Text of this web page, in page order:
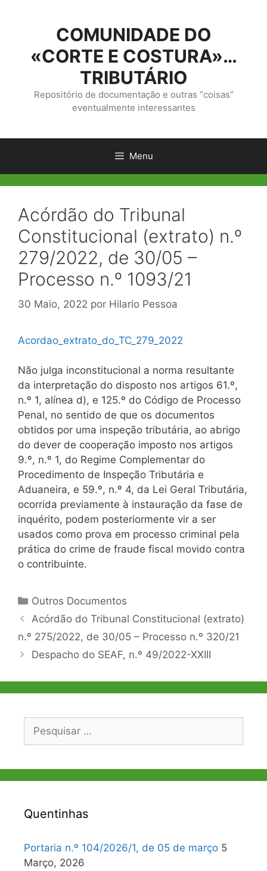
conteúdo
COMUNIDADE DO
«CORTE E COSTURA»…
TRIBUTÁRIO
Repositório de documentação e outras “coisas”
eventualmente interessantes
Menu
Acórdão do Tribunal
Constitucional (extrato) n.º
279/2022, de 30/05 –
Processo n.º 1093/21
30 Maio, 2022 por Hilario Pessoa
Acordao_extrato_do_TC_279_2022
Não julga inconstitucional a norma resultante
da interpretação do disposto nos artigos 61.º,
n.º 1, alínea d), e 125.º do Código de Processo
Penal, no sentido de que os documentos
obtidos por uma inspeção tributária, ao abrigo
do dever de cooperação imposto nos artigos
9.º, n.º 1, do Regime Complementar do
Procedimento de Inspeção Tributária e
Aduaneira, e 59.º, n.º 4, da Lei Geral Tributária,
ocorrida previamente à instauração da fase de
inquérito, podem posteriormente vir a ser
usados como prova em processo criminal pela
prática do crime de fraude fiscal movido contra
o contribuinte.
Categorias
Outros Documentos
Navegação
de
Acórdão do Tribunal Constitucional (extrato)
n.º 275/2022, de 30/05 – Processo n.º 320/21
Despacho do SEAF, n.º 49/2022-XXIII
Pesquisar
Quentinhas
Portaria n.º 104/2026/1, de 05 de março 5
Março, 2026